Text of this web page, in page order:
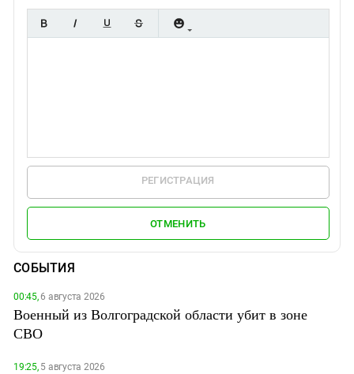
РЕГИСТРАЦИЯ
ОТМЕНИТЬ
СОБЫТИЯ
00:45,6 августа 2026
Военный из Волгоградской области убит в зоне
СВО
19:25,5 августа 2026